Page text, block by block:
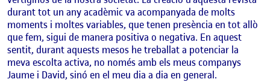
durant tot un any acadèmic va acompanyada de molts
moments i moltes variables, que tenen presència en tot allò
que fem, sigui de manera positiva o negativa. En aquest
sentit, durant aquests mesos he treballat a potenciar la
meva escolta activa, no només amb els meus companys
Jaume i David, sinó en el meu dia a dia en general.